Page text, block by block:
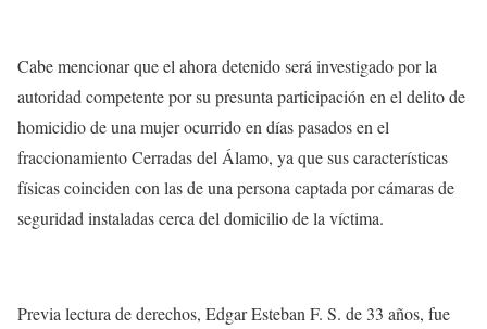
Cabe mencionar que el ahora detenido será investigado por la
autoridad competente por su presunta participación en el delito de
homicidio de una mujer ocurrido en días pasados en el
fraccionamiento Cerradas del Álamo, ya que sus características
físicas coinciden con las de una persona captada por cámaras de
seguridad instaladas cerca del domicilio de la víctima.
Previa lectura de derechos, Edgar Esteban F. S. de 33 años, fue